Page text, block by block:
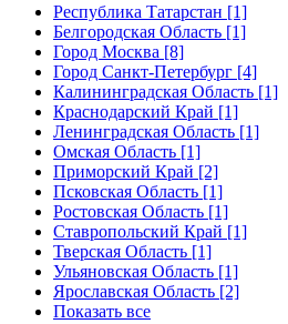
Республика Татарстан [1]
Белгородская Область [1]
Город Москва [8]
Город Санкт-Петербург [4]
Калининградская Область [1]
Краснодарский Край [1]
Ленинградская Область [1]
Омская Область [1]
Приморский Край [2]
Псковская Область [1]
Ростовская Область [1]
Ставропольский Край [1]
Тверская Область [1]
Ульяновская Область [1]
Ярославская Область [2]
Показать все